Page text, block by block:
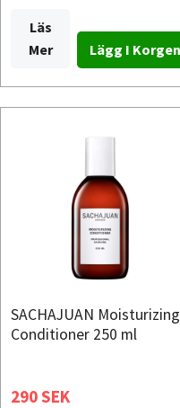
Läs
Mer
SACHAJUAN Moisturizing
Conditioner 250 ml
290 SEK